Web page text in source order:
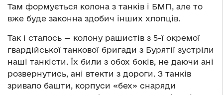
Там формується колона з танків і БМП, але то
вже буде законна здобич інших хлопців.
Так і сталось — колону рашистів з 5-ї окремої
гвардійської танкової бригади з Бурятії зустріли
наші танкісти. Їх били з обох боків, не даючи ані
розвернутись, ані втекти з дороги. З танків
зривало башти, корпуси «бех» снаряди